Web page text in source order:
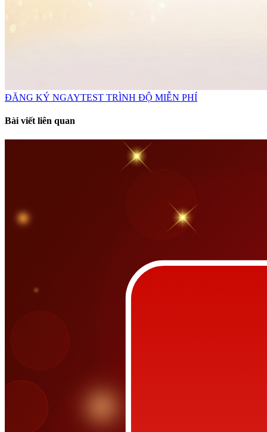
ĐĂNG KÝ NGAYTEST TRÌNH ĐỘ MIỄN PHÍ
Bài viết liên quan